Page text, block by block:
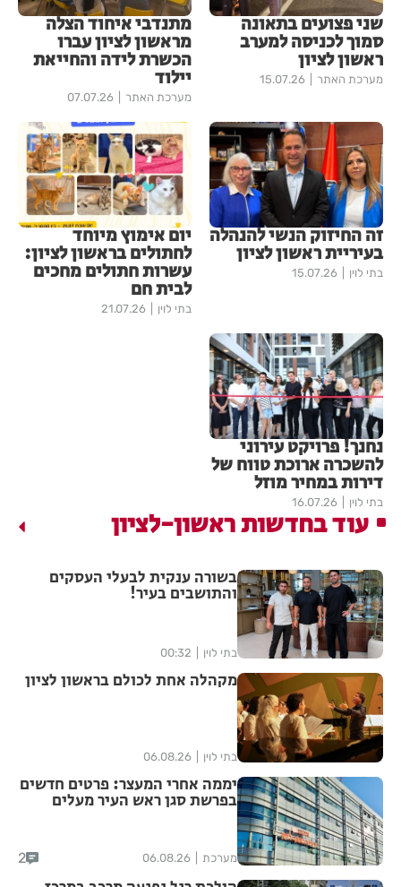
שני פצועים בתאונה
סמוך לכניסה למערב
ראשון לציון
מערכת האתר 15.07.26
מתנדבי איחוד הצלה
מראשון לציון עברו
הכשרת לידה והחייאת
יילוד
מערכת האתר 07.07.26
זה החיזוק הנשי להנהלה
בעיריית ראשון לציון
בתי לוין 15.07.26
יום אימוץ מיוחד
לחתולים בראשון לציון:
עשרות חתולים מחכים
לבית חם
בתי לוין 21.07.26
נחנך! פרויקט עירוני
להשכרה ארוכת טווח של
דירות במחיר מוזל
בתי לוין 16.07.26
עוד בחדשות ראשון-לציון
בשורה ענקית לבעלי העסקים
והתושבים בעיר!
בתי לוין 00:32
מקהלה אחת לכולם בראשון לציון
בתי לוין 06.08.26
יממה אחרי המעצר: פרטים חדשים
בפרשת סגן ראש העיר מעלים
מערכת 06.08.26
2